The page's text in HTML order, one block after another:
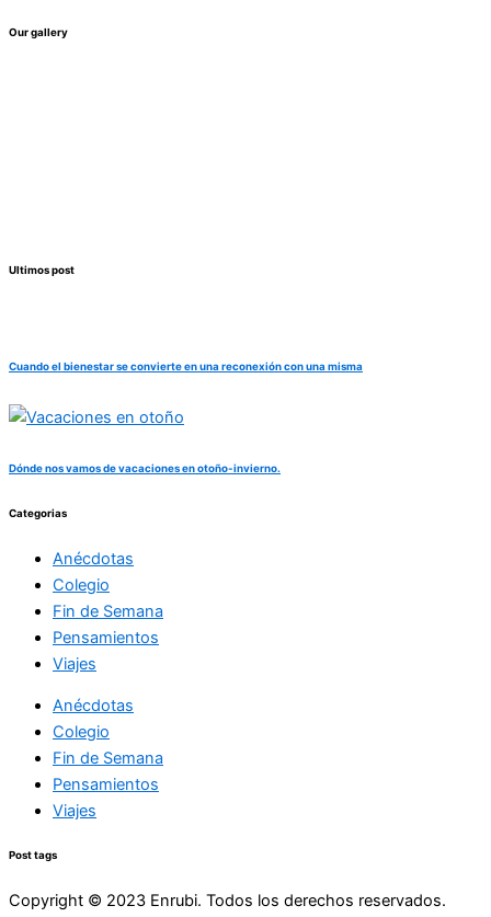
Our gallery
Ultimos post
Cuando el bienestar se convierte en una reconexión con una misma
Dónde nos vamos de vacaciones en otoño-invierno.
Categorias
Anécdotas
Colegio
Fin de Semana
Pensamientos
Viajes
Anécdotas
Colegio
Fin de Semana
Pensamientos
Viajes
Post tags
Copyright © 2023 Enrubi. Todos los derechos reservados.